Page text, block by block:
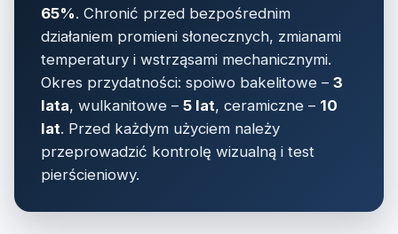
65%. Chronić przed bezpośrednim
działaniem promieni słonecznych, zmianami
temperatury i wstrząsami mechanicznymi.
Okres przydatności: spoiwo bakelitowe –3
lata, wulkanitowe –5 lat, ceramiczne – 10
lat. Przed każdym użyciem należy
przeprowadzić kontrolę wizualną i test
pierścieniowy.